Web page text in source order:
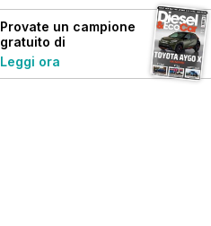
Provate un campione
gratuito di
Diesel&EcoCar
Magazine
Leggi ora